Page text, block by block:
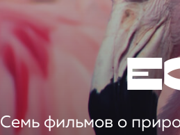
Семь фильмов о